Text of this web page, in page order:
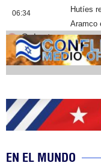
06:34
Hutíes
Aramco
Cobertura
EN EL MUNDO